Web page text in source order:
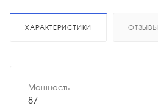
ХАРАКТЕРИСТИКИ ОТЗЫВЫ
Мощность
87